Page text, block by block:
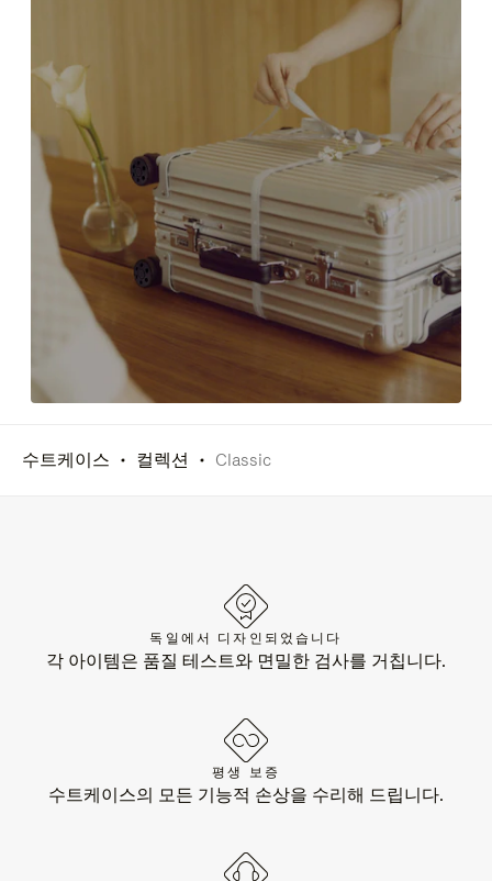
수트케이스 컬렉션 Classic
독일에서 디자인되었습니다
각 아이템은 품질 테스트와 면밀한 검사를 거칩니다.
평생 보증
수트케이스의 모든 기능적 손상을 수리해 드립니다.